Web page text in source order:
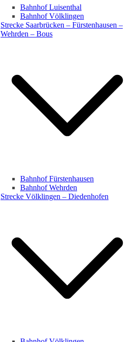
Bahnhof Luisenthal
Bahnhof Völklingen
Strecke Saarbrücken – Fürstenhausen –
Wehrden – Bous
Bahnhof Fürstenhausen
Bahnhof Wehrden
Strecke Völklingen – Diedenhofen